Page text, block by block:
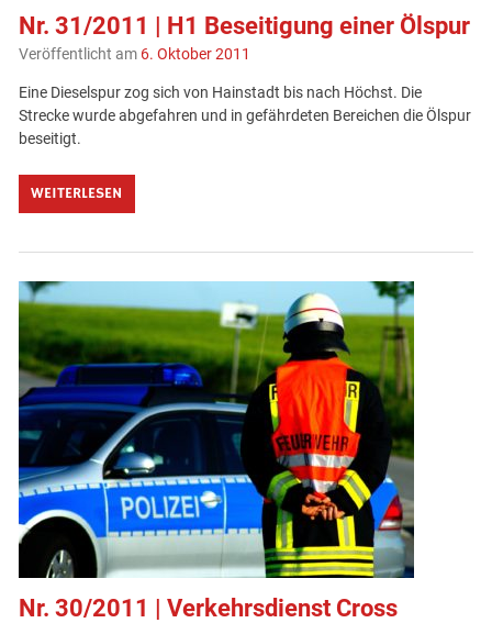
Nr. 31/2011 | H1 Beseitigung einer Ölspur
Veröffentlicht am 6. Oktober 2011
Eine Dieselspur zog sich von Hainstadt bis nach Höchst. Die
Strecke wurde abgefahren und in gefährdeten Bereichen die Ölspur
beseitigt.
WEITERLESEN
Nr. 30/2011 | Verkehrsdienst Cross